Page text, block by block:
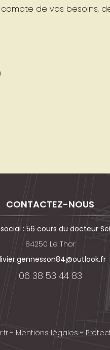
de vos besoins,
CONTACTEZ-NOUS
: 56 cours du docteur
84250 Le Thor
06 38 53 44 83
- Mentions légales -